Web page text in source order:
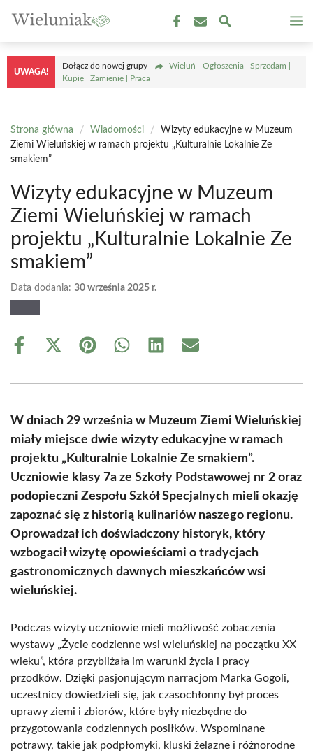
treści
UWAGA!
Dołącz do nowej grupy
Wieluń - Ogłoszenia | Sprzedam |
Kupię | Zamienię | Praca
Strona główna / Wiadomości /
Wizyty edukacyjne w Muzeum
Ziemi Wieluńskiej w ramach projektu „Kulturalnie Lokalnie Ze
smakiem”
Wizyty edukacyjne w Muzeum
Ziemi Wieluńskiej w ramach
projektu „Kulturalnie Lokalnie Ze
smakiem”
Data dodania: 30 września 2025 r.
Share
Share
(Twitter)
Share Share Share Share
W dniach 29 września w Muzeum Ziemi Wieluńskiej
miały miejsce dwie wizyty edukacyjne w ramach
projektu „Kulturalnie Lokalnie Ze smakiem”.
Uczniowie klasy 7a ze Szkoły Podstawowej nr 2 oraz
podopieczni Zespołu Szkół Specjalnych mieli okazję
zapoznać się z historią kulinariów naszego regionu.
Oprowadzał ich doświadczony historyk, który
wzbogacił wizytę opowieściami o tradycjach
gastronomicznych dawnych mieszkańców wsi
wieluńskiej.
Podczas wizyty uczniowie mieli możliwość zobaczenia
wystawy „Życie codzienne wsi wieluńskiej na początku XX
wieku”, która przybliżała im warunki życia i pracy
przodków. Dzięki pasjonującym narracjom Marka Gogoli,
uczestnicy dowiedzieli się, jak czasochłonny był proces
uprawy ziemi i zbiorów, które były niezbędne do
przygotowania codziennych posiłków. Wspominane
potrawy, takie jak podpłomyki, kluski żelazne i różnorodne